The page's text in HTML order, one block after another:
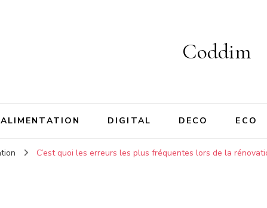
Coddim
ALIMENTATION DIGITAL DECO ECO
C’est quoi les erreurs les plus fréquentes lors de la